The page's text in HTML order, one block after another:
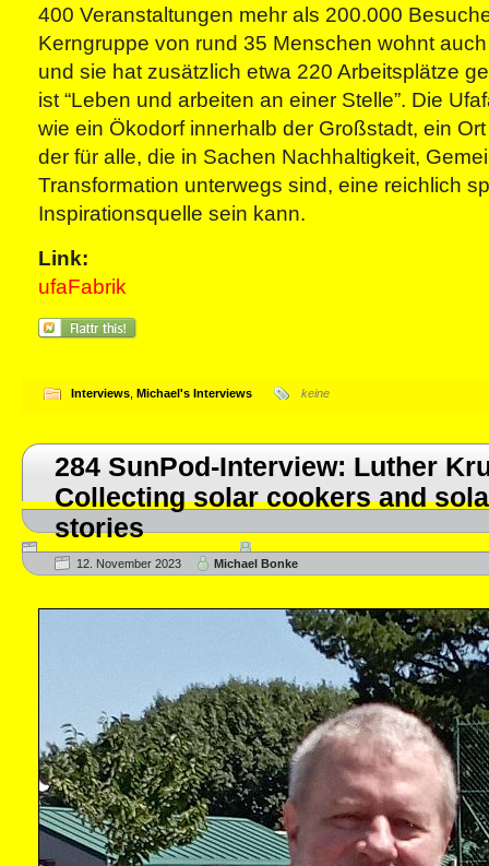
400 Veranstaltungen mehr als 200.000
Kerngruppe von rund 35 Menschen wohnt
und sie hat zusätzlich etwa 220 Arbeitsplätze
ist “Leben und arbeiten an einer Stelle”. Die
wie ein Ökodorf innerhalb der Großstadt, ein
der für alle, die in Sachen Nachhaltigkeit,
Transformation unterwegs sind, eine reichlich
Inspirationsquelle sein kann.
Link:
ufaFabrik
Interviews Michael's Interviews keine
284 SunPod-Interview: Luther
Collecting solar cookers and
stories
12. November 2023 Michael Bonke